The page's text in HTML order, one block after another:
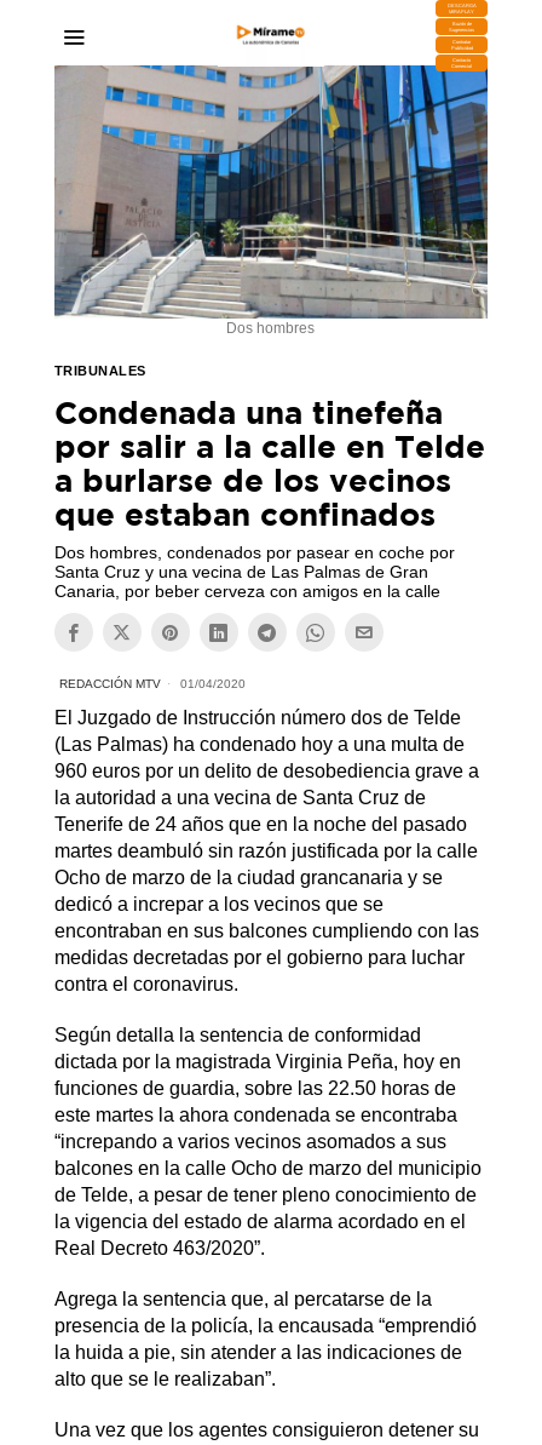
DESCARGA
MIRAPLAY
Buzón de
Sugerencias
Contratar
Publicidad
Contacto
Comercial
Dos hombres
TRIBUNALES
Condenada una tinefeña
por salir a la calle en Telde
a burlarse de los vecinos
que estaban confinados
Dos hombres, condenados por pasear en coche por
Santa Cruz y una vecina de Las Palmas de Gran
Canaria, por beber cerveza con amigos en la calle
REDACCIÓN MTV 01/04/2020
El Juzgado de Instrucción número dos de Telde
(Las Palmas) ha condenado hoy a una multa de
960 euros por un delito de desobediencia grave a
la autoridad a una vecina de Santa Cruz de
Tenerife de 24 años que en la noche del pasado
martes deambuló sin razón justificada por la calle
Ocho de marzo de la ciudad grancanaria y se
dedicó a increpar a los vecinos que se
encontraban en sus balcones cumpliendo con las
medidas decretadas por el gobierno para luchar
contra el coronavirus.
Según detalla la sentencia de conformidad
dictada por la magistrada Virginia Peña, hoy en
funciones de guardia, sobre las 22.50 horas de
este martes la ahora condenada se encontraba
“increpando a varios vecinos asomados a sus
balcones en la calle Ocho de marzo del municipio
de Telde, a pesar de tener pleno conocimiento de
la vigencia del estado de alarma acordado en el
Real Decreto 463/2020”.
Agrega la sentencia que, al percatarse de la
presencia de la policía, la encausada “emprendió
la huida a pie, sin atender a las indicaciones de
alto que se le realizaban”.
Una vez que los agentes consiguieron detener su